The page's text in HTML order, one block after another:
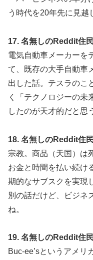
う時代を20年先に見越
17. 名無しのReddit住
電気自動車メーカーを
て、既存の大手自動車
出した話。テスラのこ
く「テクノロジーの未
したのが天才的だと思
18. 名無しのReddit住
宗教。商品（天国）は
お金と時間を払い続け
期的なサブスクを実現
別の話だけど、ビジネ
ね。
19. 名無しのReddit住
Buc-ee’sというアメリ